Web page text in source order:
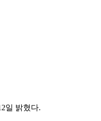
일 밝혔다.